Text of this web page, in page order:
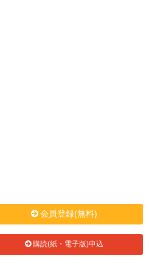
会員登録(無料)
購読(紙・電子版)申込